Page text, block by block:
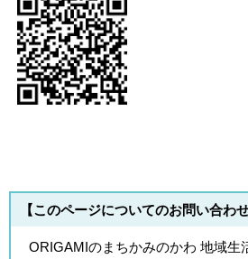
【このページについてのお問い合わせ
ORIGAMIのまちかみのかわ 地域生